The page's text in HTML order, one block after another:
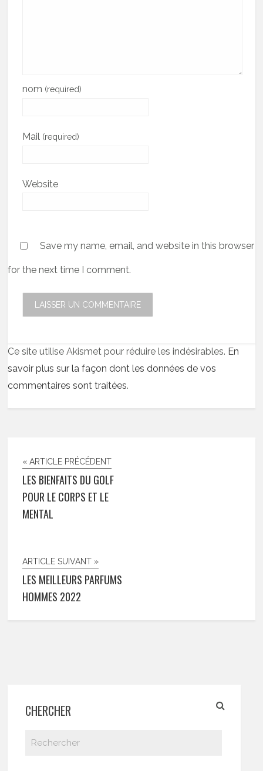
nom (required)
Mail (required)
Website
Save my name, email, and website in this browser
for the next time I comment.
Ce site utilise Akismet pour réduire les indésirables. En
savoir plus sur la façon dont les données de vos
commentaires sont traitées.
« ARTICLE PRÉCÉDENT
LES BIENFAITS DU GOLF
POUR LE CORPS ET LE
MENTAL
ARTICLE SUIVANT »
LES MEILLEURS PARFUMS
HOMMES 2022
CHERCHER